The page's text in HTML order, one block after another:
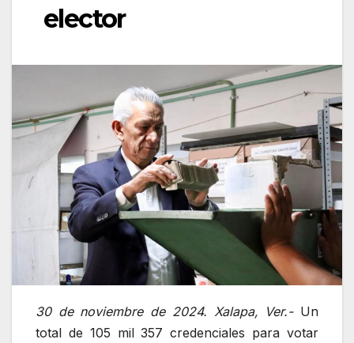
elector
30 de noviembre de 2024. Xalapa, Ver.-Un
total de 105 mil 357 credenciales para votar